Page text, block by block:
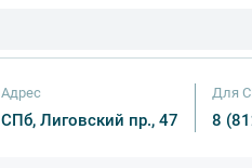
Адрес
СПб, Лиговский пр., 47
Для
8